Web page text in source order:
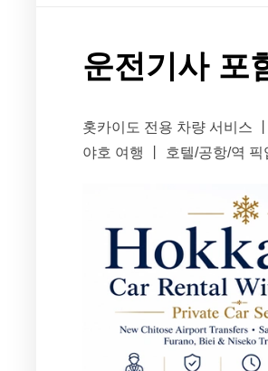
운전기사 포
홋카이도 전용 차량 서비스
야호 여행 丨 호텔/공항/역 픽